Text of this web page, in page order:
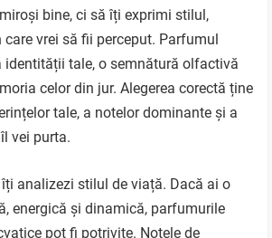
bine, ci să îți exprimi stilul,
vrei să fii perceput. Parfumul
identității tale, o semnătură olfactivă
celor din jur. Alegerea corectă ține
tale, a notelor dominante și a
vei purta.
analizezi stilul de viață. Dacă ai o
energică și dinamică, parfumurile
pot fi potrivite. Notele de